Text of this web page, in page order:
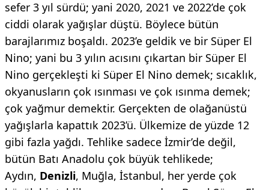
sefer 3 yıl sürdü; yani 2020, 2021 ve 2022’de çok
ciddi olarak yağışlar düştü. Böylece bütün
barajlarımız boşaldı. 2023’e geldik ve bir Süper El
Nino; yani bu 3 yılın acısını çıkartan bir Süper El
Nino gerçekleşti ki Süper El Nino demek; sıcaklık,
okyanusların çok ısınması ve çok ısınma demek;
çok yağmur demektir. Gerçekten de olağanüstü
yağışlarla kapattık 2023’ü. Ülkemize de yüzde 12
gibi fazla yağdı. Tehlike sadece İzmir’de değil,
bütün Batı Anadolu çok büyük tehlikede;
Aydın, Denizli, Muğla, İstanbul, her yerde çok